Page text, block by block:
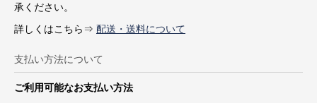
承ください。
詳しくはこちら⇒ 配送・送料について
支払い方法について
ご利用可能なお支払い方法